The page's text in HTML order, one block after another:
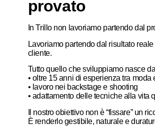
provato
In Trillo non lavoriamo partendo dal
Lavoriamo partendo dal risultato reale
cliente.
Tutto quello che sviluppiamo nasce
• oltre 15 anni di esperienza tra moda
• lavoro nei backstage e shooting
• adattamento delle tecniche alla vita
Il nostro obiettivo non è “fissare” un
È renderlo gestibile, naturale e